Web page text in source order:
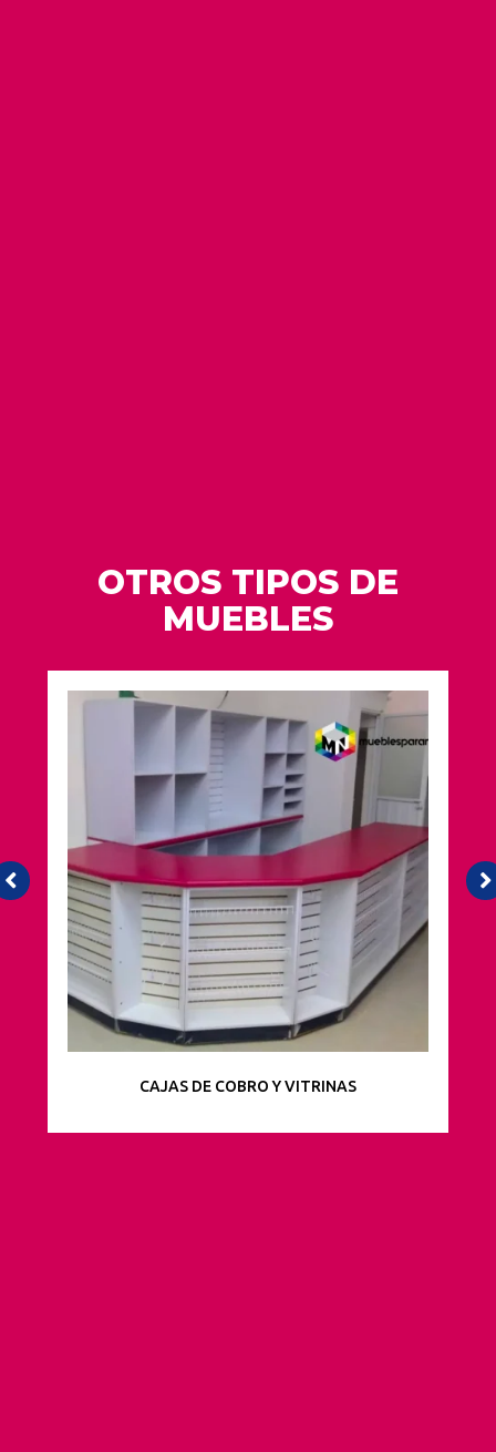
OTROS TIPOS DE
MUEBLES
CAJAS DE COBRO Y VITRINAS